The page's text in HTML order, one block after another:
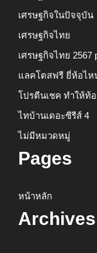
เศรษฐกิจในปัจจุบัน
เศรษฐกิจไทย
เศรษฐกิจไทย 2567
แลคโตสฟรี ยี่ห้อไห
โปรตีนเชค ทำให้ท้อ
ไทบ้านเดอะซีรีส์ 4
ไม่มีหมวดหมู่
Pages
หน้าหลัก
Archives